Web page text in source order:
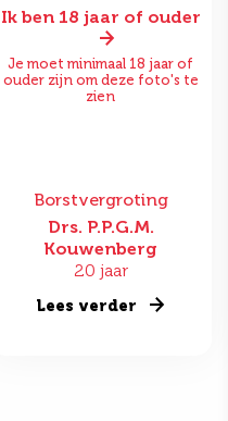
Ik ben 18 jaar of ouder
Je moet minimaal 18 jaar of
ouder zijn om deze foto's te
zien
Borstvergroting
Drs. P.P.G.M.
Kouwenberg
20 jaar
Lees verder